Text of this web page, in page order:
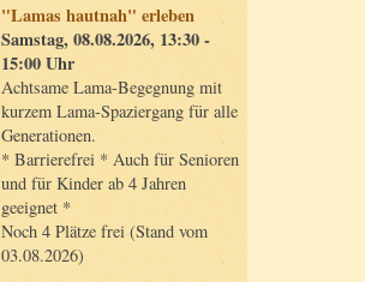
"Lamas hautnah" erleben
Samstag, 08.08.2026, 13:30 -
15:00 Uhr
Achtsame Lama-Begegnung mit
kurzem Lama-Spaziergang für alle
Generationen.
* Barrierefrei * Auch für Senioren
und für Kinder ab 4 Jahren
geeignet *
Noch 4 Plätze frei (Stand vom
03.08.2026)